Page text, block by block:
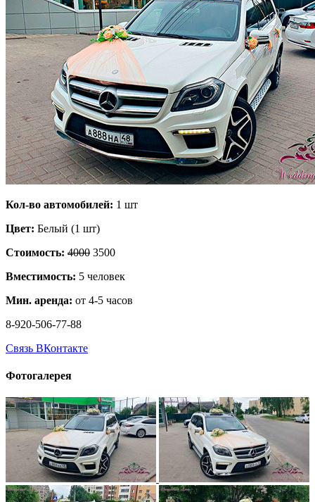
Кол-во автомобилей: 1 шт
Цвет: Белый (1 шт)
Стоимость: 4000 3500
Вместимость: 5 человек
Мин. аренда: от 4-5 часов
8-920-506-77-88
Связь ВКонтакте
Фотогалерея